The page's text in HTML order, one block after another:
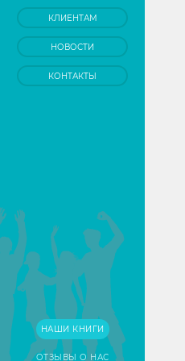
КЛИЕНТАМ
НОВОСТИ
КОНТАКТЫ
НАШИ КНИГИ
ОТЗЫВЫ О НАС